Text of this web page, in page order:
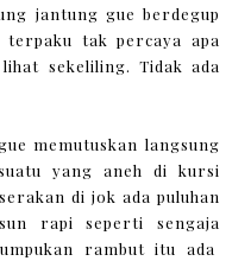
jantung gue berdegup
terpaku tak percaya apa
sekeliling. Tidak ada
memutuskan langsung
yang aneh di kursi
di jok ada puluhan
rapi seperti sengaja
rambut itu ada